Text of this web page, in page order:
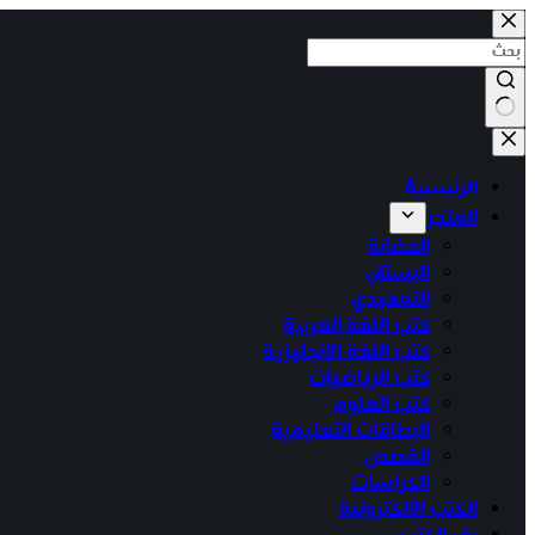
التجاوز
إلى
المحتوى
لا
نتائج الرئيسية
المتجر
الحضانة
البستان
التمهيدي
كتب اللغة العربية
كتب اللغة الانجليزية
كتب الرياضيات
كتب العلوم
البطاقات التعليمية
القصص
الكراسات
الكتب الالكترونية